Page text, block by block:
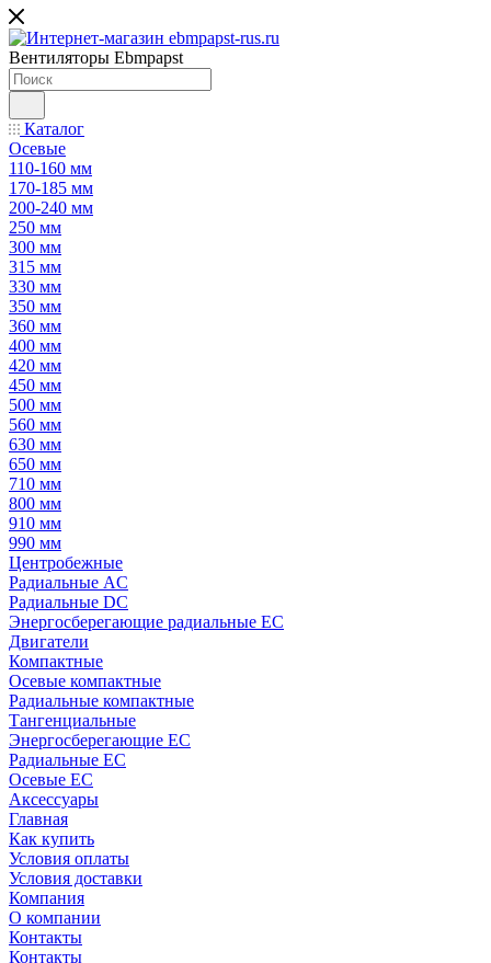
Вентиляторы Ebmpapst
Каталог
Осевые
110-160 мм
170-185 мм
200-240 мм
250 мм
300 мм
315 мм
330 мм
350 мм
360 мм
400 мм
420 мм
450 мм
500 мм
560 мм
630 мм
650 мм
710 мм
800 мм
910 мм
990 мм
Центробежные
Радиальные AC
Радиальные DC
Энергосберегающие радиальные EC
Двигатели
Компактные
Осевые компактные
Радиальные компактные
Тангенциальные
Энергосберегающие EC
Радиальные EC
Осевые EC
Аксессуары
Главная
Как купить
Условия оплаты
Условия доставки
Компания
О компании
Контакты
Контакты